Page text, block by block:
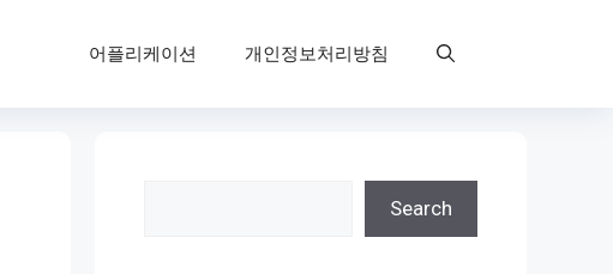
어플리케이션 개인정보처리방침
Search